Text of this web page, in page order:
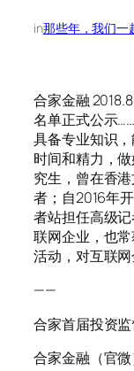
in那些年，我们一
合家金融
名单正式公示
具备专业知识
时间和精力，
究生，曾在香
者；自2016年
者站担任高级
联网企业，也
活动，对互联
——
合家首届投资
合家金融（官